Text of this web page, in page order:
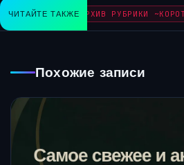
ЧИТАЙТЕ ТАКЖЕАРХИВ РУБРИКИ ~КОРОТКО ИЗ
Похожие записи